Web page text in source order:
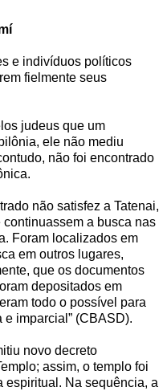
e indivíduos políticos
fielmente seus
judeus que um
ele não mediu
não foi encontrado
não satisfez a Tatenai,
a busca nas
Foram localizados em
em outros lugares,
que os documentos
depositados em
todo o possível para
imparcial” (CBASD).
novo decreto
assim, o templo foi
espiritual. Na sequência, a